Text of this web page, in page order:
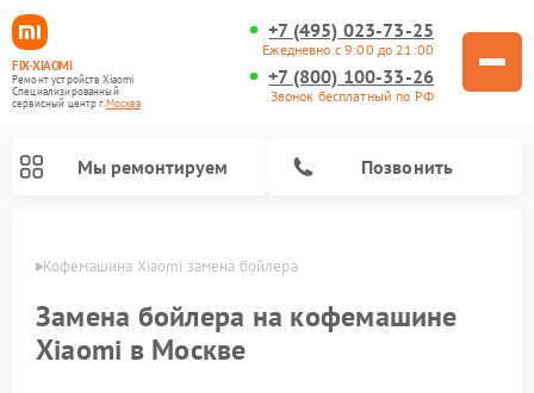
FIX-XIAOMI
Ремонт устройств Xiaomi
Специализированный
cервисный центр г.Москва
+7 (495) 023-73-25
Ежедневно с 9:00 до 21:00
+7 (800) 100-33-26
Звонок бесплатный по РФ
Мы ремонтируем Позвонить
Кофемашина Xiaomi замена бойлера
Замена бойлера на кофемашине
Xiaomi в Москве